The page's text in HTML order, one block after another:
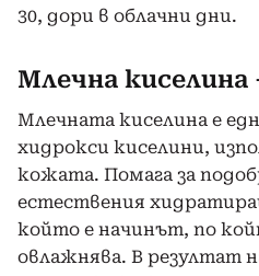
30, дори в облачни дни.
Млечна киселина
Млечната киселина е
хидрокси киселини,
кожата. Помага за
естествения
който е начинът, по
овлажнява. В резултат